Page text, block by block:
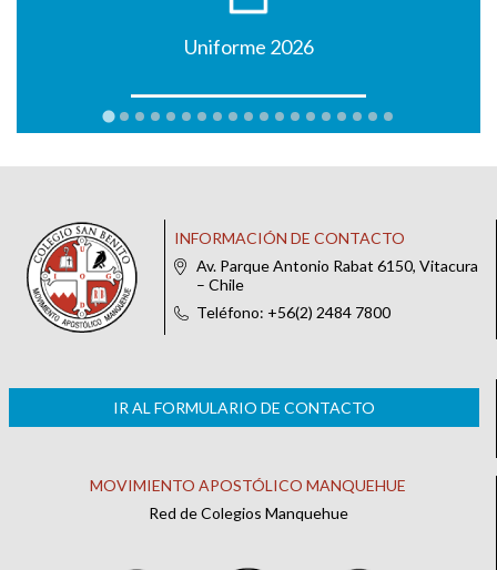
Uniforme 2026
INFORMACIÓN DE CONTACTO
Av. Parque Antonio Rabat 6150, Vitacura
– Chile
Teléfono: +56(2) 2484 7800
IR AL FORMULARIO DE CONTACTO
MOVIMIENTO APOSTÓLICO MANQUEHUE
Red de Colegios Manquehue